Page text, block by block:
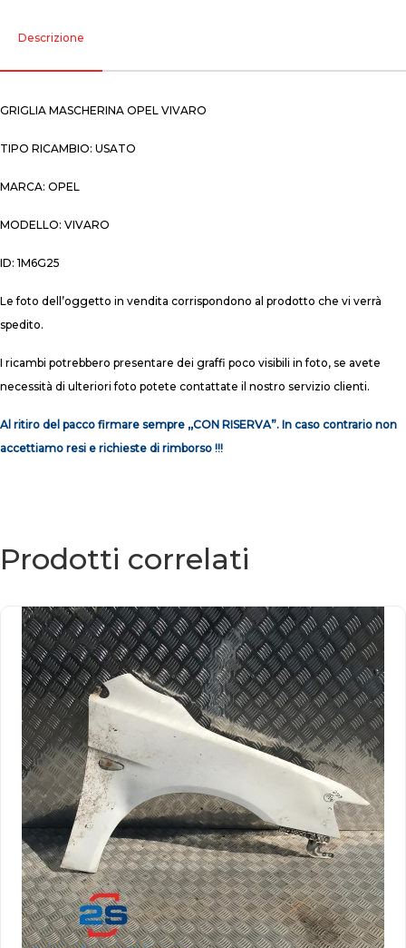
Descrizione
GRIGLIA MASCHERINA OPEL VIVARO
TIPO RICAMBIO: USATO
MARCA: OPEL
MODELLO: VIVARO
ID: 1M6G25
Le foto dell’oggetto in vendita corrispondono al prodotto che vi verrà
spedito.
I ricambi potrebbero presentare dei graffi poco visibili in foto, se avete
necessità di ulteriori foto potete contattate il nostro servizio clienti.
Al ritiro del pacco firmare sempre ,,CON RISERVA”. In caso contrario non
accettiamo resi e richieste di rimborso !!!
Prodotti correlati